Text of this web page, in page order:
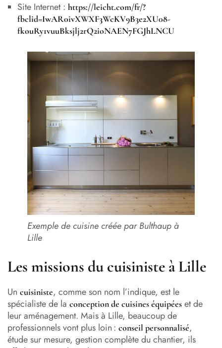
Site Internet : https://leicht.com/fr/?
fbclid=IwAR0ivXWXF3WcKV9B3e2XU08-
fkouRy1vuuBksjlj2rQ2ioNAEN7FGJhLNCU
Exemple de cuisine créée par Bulthaup à
Lille
Les missions du cuisiniste à Lille
Un cuisiniste, comme son nom l’indique, est le
spécialiste de la conception de cuisines équipées et de
leur aménagement. Mais à Lille, beaucoup de
professionnels vont plus loin : conseil personnalisé,
étude sur mesure, gestion complète du chantier, ils